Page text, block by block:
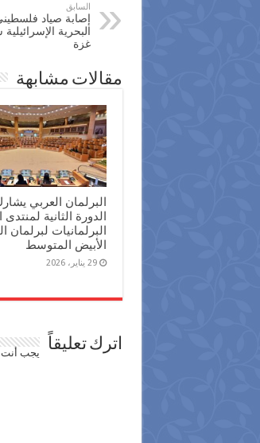
السابق
إصابة صياد
البحرية
‫‏غزة‬
مقالات مشابهة
البرلمان العربي
الدورة الثانية لمنتدى
البرلمانيات لبرلمان
الأبيض المتوسط
29 يناير، 2026
اترك تعليقاً يجب أنت